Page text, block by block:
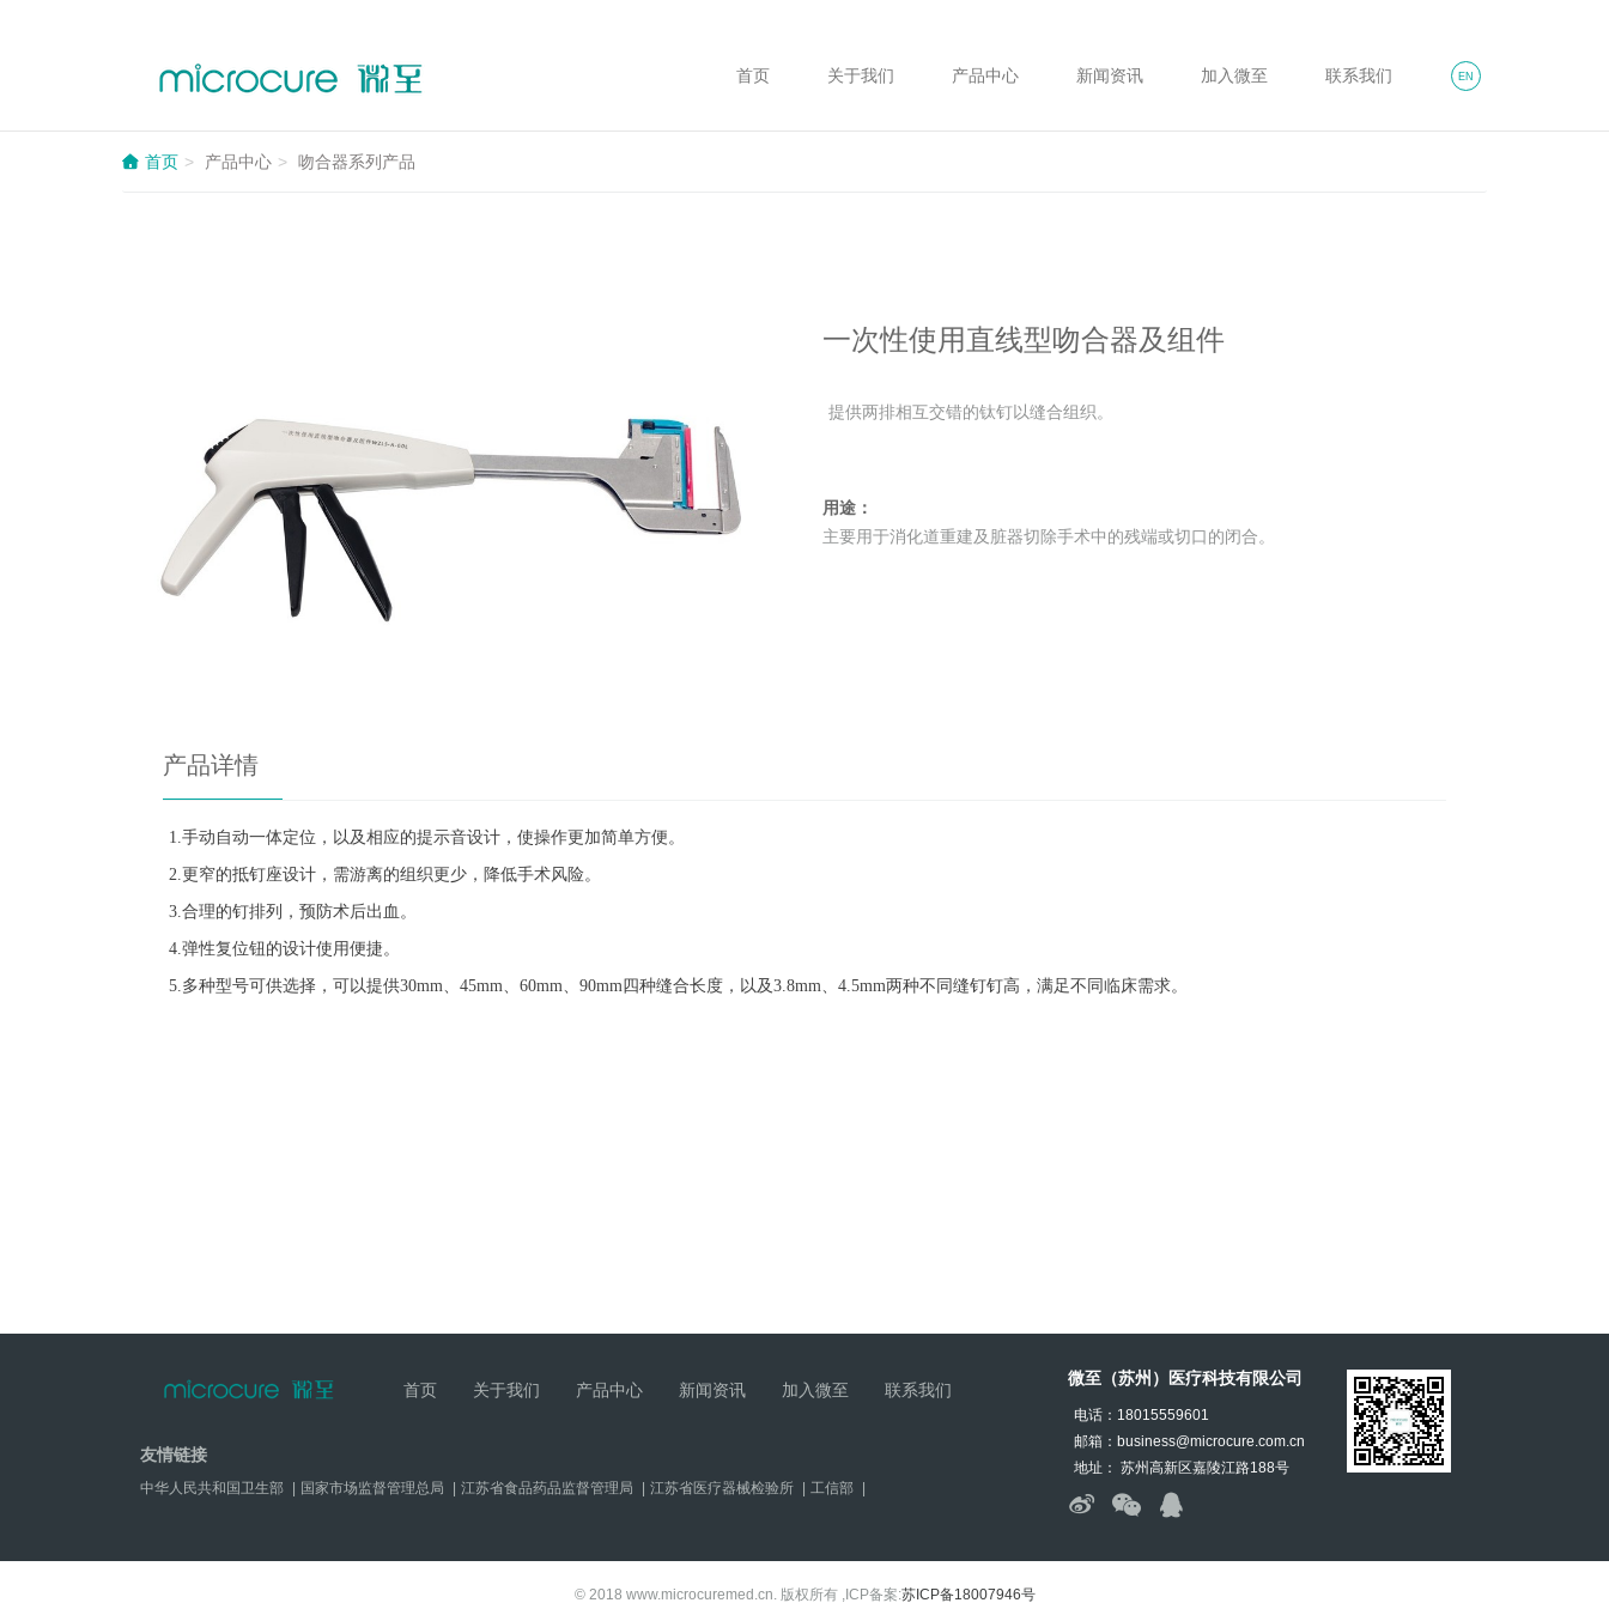
EN
首页 关于我们 产品中心 新闻资讯 加入微至 联系我们
首页 产品中心 吻合器系列产品
一次性使用直线型吻合器及组件
提供两排相互交错的钛钉以缝合组织。
用途：
主要用于消化道重建及脏器切除手术中的残端或切口的闭合。
产品详情
1.手动自动一体定位，以及相应的提示音设计，使操作更加简单方便。
2.更窄的抵钉座设计，需游离的组织更少，降低手术风险。
3.合理的钉排列，预防术后出血。
4.弹性复位钮的设计使用便捷。
5.多种型号可供选择，可以提供30mm、45mm、60mm、90mm四种缝合长度，以及3.8mm、4.5mm两种不同缝钉钉高，满足不同临床需求。
首页 关于我们 产品中心 新闻资讯 加入微至 联系我们
友情链接
中华人民共和国卫生部 | 国家市场监督管理总局 | 江苏省食品药品监督管理局 | 江苏省医疗器械检验所 | 工信部 |
微至（苏州）医疗科技有限公司
电话：18015559601
邮箱：business@microcure.com.cn
地址： 苏州高新区嘉陵江路188号
© 2018 www.microcuremed.cn. 版权所有 ,ICP备案:苏ICP备18007946号